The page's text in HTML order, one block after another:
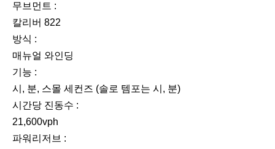
무브먼트 :
칼리버 822
방식 :
매뉴얼 와인딩
기능 :
시, 분, 스몰 세컨즈 (솔로 템포는 시, 분)
시간당 진동수 :
21,600vph
파워리저브 :